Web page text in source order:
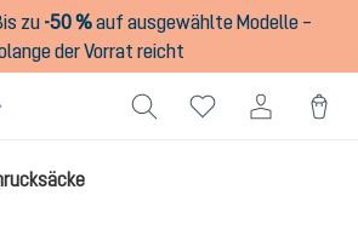
zu -50 %auf ausgewählte Modelle –
der Vorrat reicht